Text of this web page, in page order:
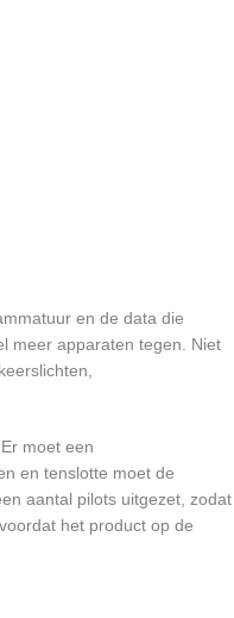
en de data die
meer apparaten tegen. Niet
moet een
en tenslotte moet de
aantal pilots uitgezet, zodat
het product op de